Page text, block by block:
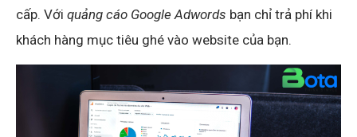
cấp. Với quảng cáo Google Adwords bạn chỉ trả phí khi
khách hàng mục tiêu ghé vào website của bạn.